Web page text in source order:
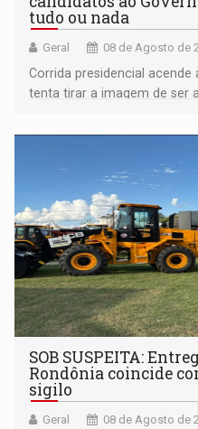
tudo ou nada
Geral 08 de Agosto de
Corrida presidencial acende
tenta tirar a imagem de ser
não ter entrado no modo
SOB SUSPEITA:
Rondônia coincide
sigilo
Geral 08 de Agosto de